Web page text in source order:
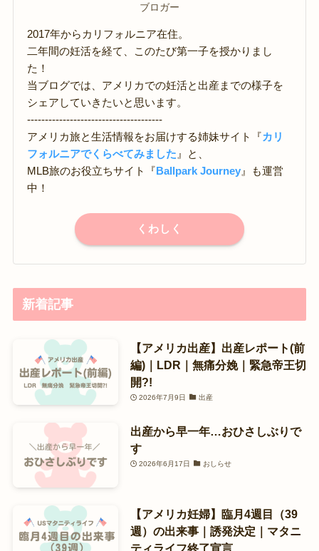
ブロガー
2017年からカリフォルニア在住。
二年間の妊活を経て、このたび第一子を授かりまし
た！
当ブログでは、アメリカでの妊活と出産までの様子を
シェアしていきたいと思います。
--------------------------------------
アメリカ旅と生活情報をお届けする姉妹サイト『カリ
フォルニアでくらべてみました 』と、
MLB旅のお役立ちサイト『Ballpark Journey 』も運営
中！
くわしく
新着記事
【アメリカ出産】出産レポート(前
編)｜LDR｜無痛分娩｜緊急帝王切
開?!
2026年7月9日 出産
出産から早一年…おひさしぶりで
す
2026年6月17日 おしらせ
【アメリカ妊婦】臨月4週目（39
週）の出来事｜誘発決定｜マタニ
ティライフ終了宣言